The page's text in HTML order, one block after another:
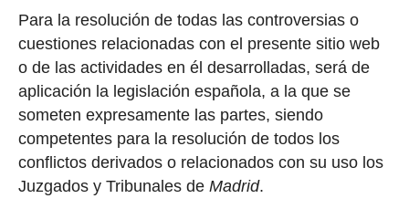
Para la resolución de todas las controversias o
cuestiones relacionadas con el presente sitio web
o de las actividades en él desarrolladas, será de
aplicación la legislación española, a la que se
someten expresamente las partes, siendo
competentes para la resolución de todos los
conflictos derivados o relacionados con su uso los
Juzgados y Tribunales de Madrid.